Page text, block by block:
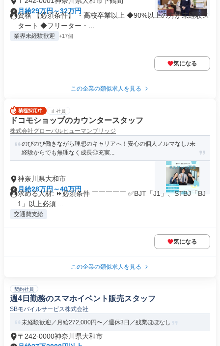
月給29万円～32万円
資格 【必須条件】 ・高校卒業以上 ◆90%以上の方が未経験ス
タート ◆フリーター・...
業界未経験歓迎 +17個
気になる
この企業の類似求人を見る
正社員
ドコモショップのカウンタースタッフ
株式会社グローバルヒューマンブリッジ
のびのび働きながら理想のキャリアへ！安心の個人ノルマなし♪未
経験からでも無理なく成長◎充実...
神奈川県大和市
月給28万円～40万円
求める人材: ⏩必須条件 ￣￣￣￣￣ ✅BJT「J1」、STBJ「BJ
1」以上必須 ...
交通費支給
気になる
この企業の類似求人を見る
契約社員
週4日勤務のスマホイベント販売スタッフ
SBモバイルサービス株式会社
未経験歓迎／月給272,000円〜／週休3日／残業ほぼなし
〒242-0000神奈川県大和市